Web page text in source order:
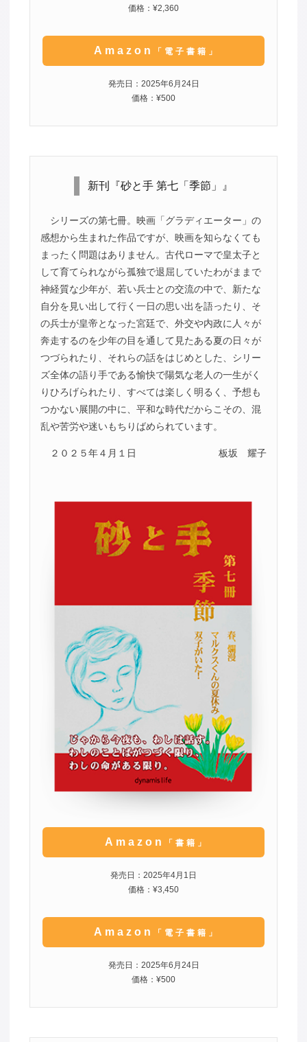
価格：¥2,360
Amazon 「電子書籍」
発売日：2025年6月24日
価格：¥500
新刊『砂と手 第七「季節」』
シリーズの第七冊。映画「グラディエーター」の
感想から生まれた作品ですが、映画を知らなくても
まったく問題はありません。古代ローマで皇太子と
して育てられながら孤独で退屈していたわがままで
神経質な少年が、若い兵士との交流の中で、新たな
自分を見い出して行く一日の思い出を語ったり、そ
の兵士が皇帝となった宮廷で、外交や内政に人々が
奔走するのを少年の目を通して見たある夏の日々が
つづられたり、それらの話をはじめとした、シリー
ズ全体の語り手である愉快で陽気な老人の一生がく
りひろげられたり、すべては楽しく明るく、予想も
つかない展開の中に、平和な時代だからこその、混
乱や苦労や迷いもちりばめられています。
２０２５年４月１日 板坂 耀子
Amazon 「書籍」
発売日：2025年4月1日
価格：¥3,450
Amazon 「電子書籍」
発売日：2025年6月24日
価格：¥500